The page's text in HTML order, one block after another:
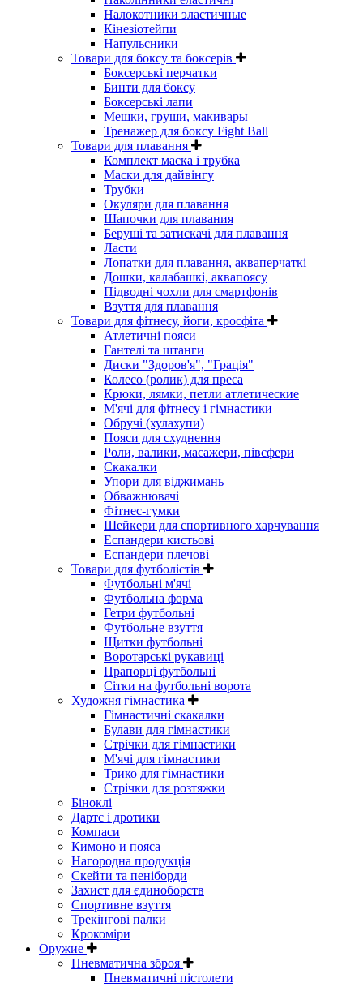
Налокотники эластичные
Кінезіотейпи
Напульсники
Товари для боксу та боксерів
Боксерські перчатки
Бинти для боксу
Боксерські лапи
Мешки, груши, макивары
Тренажер для боксу Fight Ball
Товари для плавання
Комплект маска і трубка
Маски для дайвінгу
Трубки
Окуляри для плавання
Шапочки для плавания
Беруші та затискачі для плавання
Ласти
Лопатки для плавання, акваперчаткі
Дошки, калабашкі, аквапоясу
Підводні чохли для смартфонів
Взуття для плавання
Товари для фітнесу, йоги, кросфіта
Атлетичні пояси
Гантелі та штанги
Диски "Здоров'я", "Грація"
Колесо (ролик) для преса
Крюки, лямки, петли атлетические
М'ячі для фітнесу і гімнастики
Обручі (хулахупи)
Пояси для схуднення
Роли, валики, масажери, півсфери
Скакалки
Упори для віджимань
Обважнювачі
Фітнес-гумки
Шейкери для спортивного харчування
Еспандери кистьові
Еспандери плечові
Товари для футболістів
Футбольні м'ячі
Футбольна форма
Гетри футбольні
Футбольне взуття
Щитки футбольні
Воротарські рукавиці
Прапорці футбольні
Сітки на футбольні ворота
Художня гімнастика
Гімнастичні скакалки
Булави для гімнастики
Стрічки для гімнастики
М'ячі для гімнастики
Трико для гімнастики
Стрічки для розтяжки
Біноклі
Дартс і дротики
Компаси
Кимоно и пояса
Нагородна продукція
Скейти та пеніборди
Захист для єдиноборств
Спортивне взуття
Трекінгові палки
Крокоміри
Оружие
Пневматична зброя
Пневматичні пістолети